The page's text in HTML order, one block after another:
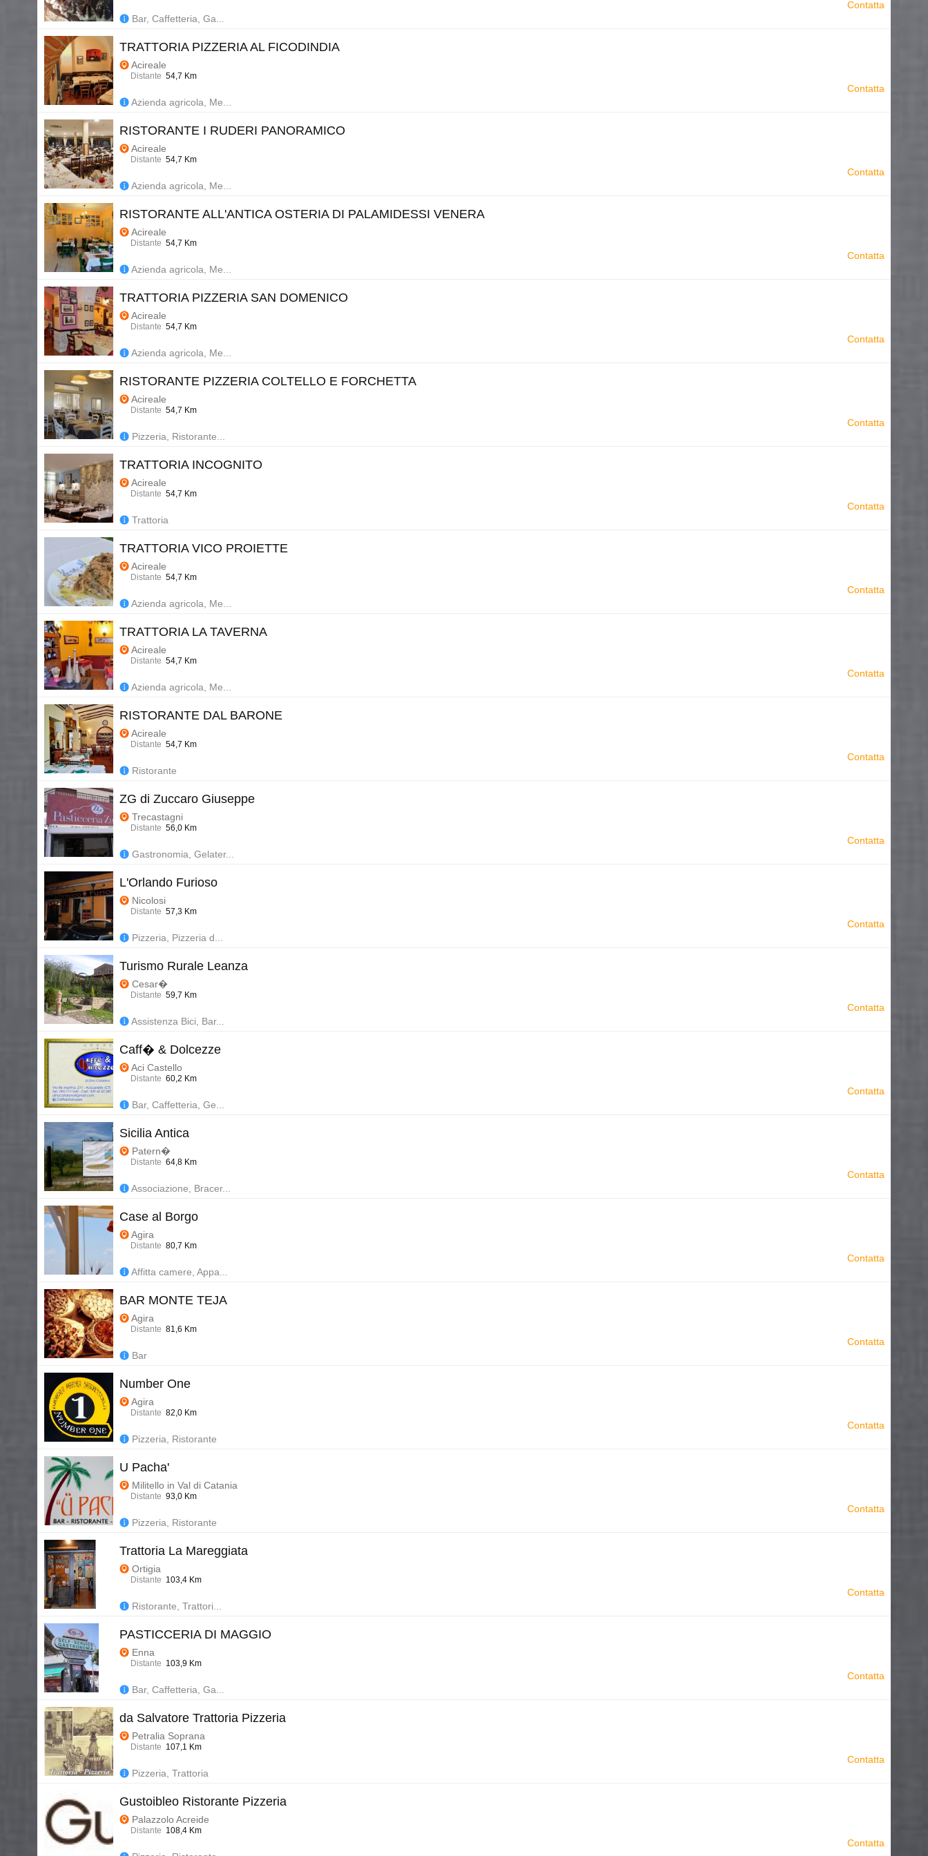
Bar, Caffetteria, Ga...
Contatta
TRATTORIA PIZZERIA AL FICODINDIA
Acireale
Distante 54,7 Km
Azienda agricola, Me...
Contatta
RISTORANTE I RUDERI PANORAMICO
Acireale
Distante 54,7 Km
Azienda agricola, Me...
Contatta
RISTORANTE ALL'ANTICA OSTERIA DI PALAMIDESSI VENERA
Acireale
Distante 54,7 Km
Azienda agricola, Me...
Contatta
TRATTORIA PIZZERIA SAN DOMENICO
Acireale
Distante 54,7 Km
Azienda agricola, Me...
Contatta
RISTORANTE PIZZERIA COLTELLO E FORCHETTA
Acireale
Distante 54,7 Km
Pizzeria, Ristorante...
Contatta
TRATTORIA INCOGNITO
Acireale
Distante 54,7 Km
Trattoria
Contatta
TRATTORIA VICO PROIETTE
Acireale
Distante 54,7 Km
Azienda agricola, Me...
Contatta
TRATTORIA LA TAVERNA
Acireale
Distante 54,7 Km
Azienda agricola, Me...
Contatta
RISTORANTE DAL BARONE
Acireale
Distante 54,7 Km
Ristorante
Contatta
ZG di Zuccaro Giuseppe
Trecastagni
Distante 56,0 Km
Gastronomia, Gelater...
Contatta
L'Orlando Furioso
Nicolosi
Distante 57,3 Km
Pizzeria, Pizzeria d...
Contatta
Turismo Rurale Leanza
Cesar�
Distante 59,7 Km
Assistenza Bici, Bar...
Contatta
Caff� & Dolcezze
Aci Castello
Distante 60,2 Km
Bar, Caffetteria, Ge...
Contatta
Sicilia Antica
Patern�
Distante 64,8 Km
Associazione, Bracer...
Contatta
Case al Borgo
Agira
Distante 80,7 Km
Affitta camere, Appa...
Contatta
BAR MONTE TEJA
Agira
Distante 81,6 Km
Bar
Contatta
Number One
Agira
Distante 82,0 Km
Pizzeria, Ristorante
Contatta
U Pacha'
Militello in Val di Catania
Distante 93,0 Km
Pizzeria, Ristorante
Contatta
Trattoria La Mareggiata
Ortigia
Distante 103,4 Km
Ristorante, Trattori...
Contatta
PASTICCERIA DI MAGGIO
Enna
Distante 103,9 Km
Bar, Caffetteria, Ga...
Contatta
da Salvatore Trattoria Pizzeria
Petralia Soprana
Distante 107,1 Km
Pizzeria, Trattoria
Contatta
Gustoibleo Ristorante Pizzeria
Palazzolo Acreide
Distante 108,4 Km
Contatta